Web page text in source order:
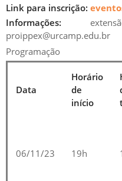
Link para inscrição:
Informações:
proippex@urcamp.edu.br
Programação
Data
Horário
de
início
06/11/23 19h